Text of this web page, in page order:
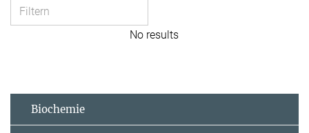
No results
Biochemie